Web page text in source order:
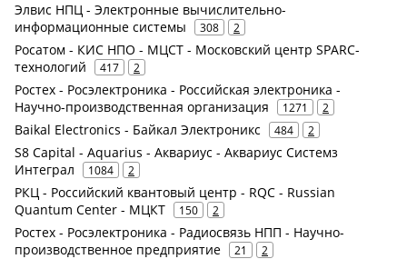
Элвис НПЦ - Электронные вычислительно-
информационные системы
308 2
Росатом - КИС НПО - МЦСТ - Московский центр SPARC-
технологий
417 2
Ростех - Росэлектроника - Российская электроника -
Научно-производственная организация
1271 2
Baikal Electronics - Байкал Электроникс 484 2
S8 Capital - Aquarius - Аквариус - Аквариус Системз
Интеграл
1084 2
РКЦ - Российский квантовый центр - RQC - Russian
Quantum Center - МЦКТ
150 2
Ростех - Росэлектроника - Радиосвязь НПП - Научно-
производственное предприятие
21 2